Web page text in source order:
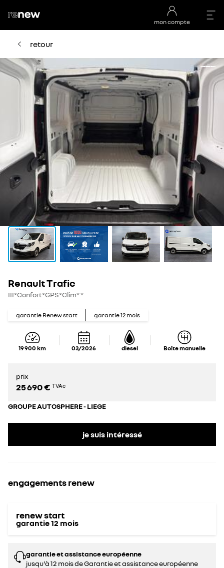
mon compte
retour
Renault Trafic
III*Confort*GPS*Clim* *
garantie Renew start garantie12 mois
19 900 km 03/2026 diesel Boîte manuelle
prix
25 690 € TVAc
GROUPE AUTOSPHERE - LIEGE
je suis intéressé
engagements renew
renew start
garantie12 mois
garantie et assistance européenne
jusqu'à 12 mois de Garantie et assistance européenne